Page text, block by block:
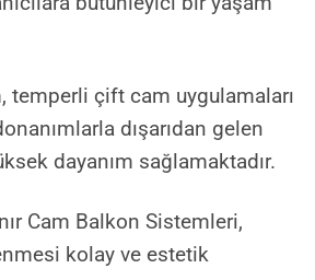
temperli çift cam uygulamaları
dışarıdan gelen
dayanım sağlamaktadır.
Cam Balkon Sistemleri,
kolay ve estetik